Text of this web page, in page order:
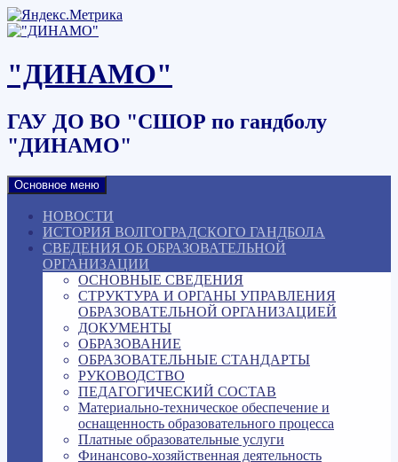
Наверх
"ДИНАМО"
ГАУ ДО ВО "СШОР по гандболу
"ДИНАМО"
Основное меню
НОВОСТИ
ИСТОРИЯ ВОЛГОГРАДСКОГО ГАНДБОЛА
СВЕДЕНИЯ ОБ ОБРАЗОВАТЕЛЬНОЙ
ОРГАНИЗАЦИИ
ОСНОВНЫЕ СВЕДЕНИЯ
СТРУКТУРА И ОРГАНЫ УПРАВЛЕНИЯ
ОБРАЗОВАТЕЛЬНОЙ ОРГАНИЗАЦИЕЙ
ДОКУМЕНТЫ
ОБРАЗОВАНИЕ
ОБРАЗОВАТЕЛЬНЫЕ СТАНДАРТЫ
РУКОВОДСТВО
ПЕДАГОГИЧЕСКИЙ СОСТАВ
Материально-техническое обеспечение и
оснащенность образовательного процесса
Платные образовательные услуги
Финансово-хозяйственная деятельность